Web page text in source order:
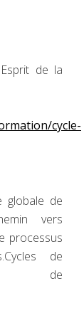
de la
cycle-
globale de
vers
processus
de
de